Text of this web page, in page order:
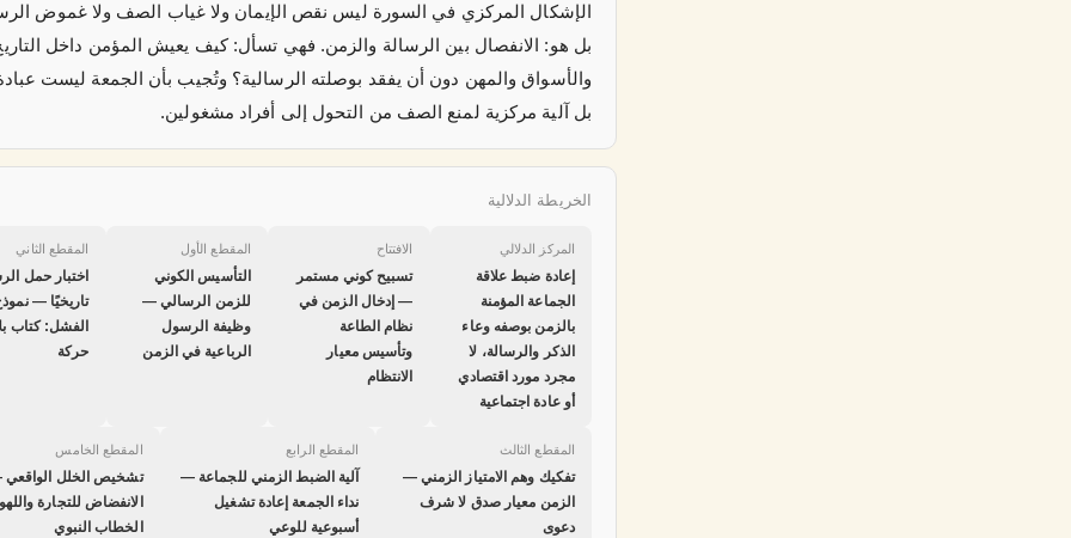
الإشكال المركزي في السورة ليس نقص الإيمان ولا غياب الصف ولا غموض
بل هو: الانفصال بين الرسالة والزمن. فهي تسأل: كيف يعيش المؤمن داخل
والأسواق والمهن دون أن يفقد بوصلته الرسالية؟ وتُجيب بأن الجمعة ليست
بل آلية مركزية لمنع الصف من التحول إلى أفراد مشغولين.
الخريطة الدلالية
المركز الدلالي
إعادة ضبط علاقة
الجماعة المؤمنة
بالزمن بوصفه وعاء
الذكر والرسالة، لا
مجرد مورد اقتصادي
أو عادة اجتماعية
الافتتاح
تسبيح كوني مستمر
— إدخال الزمن في
نظام الطاعة
وتأسيس معيار
الانتظام
المقطع الأول
التأسيس الكوني
للزمن الرسالي —
وظيفة الرسول
الرباعية في الزمن
المقطع الثاني
اختبار حمل
تاريخيًا —
الفشل: كتاب
حركة
المقطع الثالث
تفكيك وهم الامتياز الزمني —
الزمن معيار صدق لا شرف
دعوى
المقطع الرابع
آلية الضبط الزمني للجماعة —
نداء الجمعة إعادة تشغيل
أسبوعية للوعي
المقطع الخامس
تشخيص الخلل
الانفضاض للتجارة
الخطاب النبوي